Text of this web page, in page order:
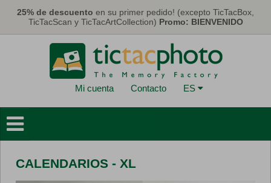
25% de descuento en su primer pedido! (excepto TicTacBox,
TicTacScan y TicTacArtCollection) Promo: BIENVENIDO
Mi cuenta Contacto ES
Deco Murales
Tarjetas y Calendarios
CALENDARIOS - XL